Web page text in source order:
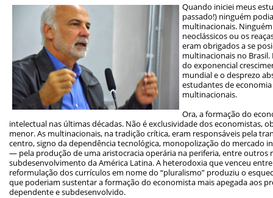
Quando iniciei meus
passado!) ninguém
multinacionais.
neoclássicos ou os
eram obrigados a se
multinacionais no
do exponencial
mundial e o desprezo
estudantes de
multinacionais.
Ora, a formação do
intelectual nas últimas décadas. Não é exclusividade dos economistas,
menor. As multinacionais, na tradição crítica, eram responsáveis pela
centro, signo da dependência tecnológica, monopolização do mercado
— pela produção de uma aristocracia operária na periferia, entre outros
subdesenvolvimento da América Latina. A heterodoxia que venceu
reformulação dos currículos em nome do “pluralismo” produziu o
que poderiam sustentar a formação do economista mais apegada aos
dependente e subdesenvolvido.